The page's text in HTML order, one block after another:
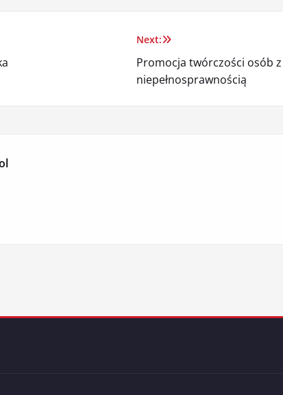
Next:
Promocja twórczości osób z
niepełnosprawnością